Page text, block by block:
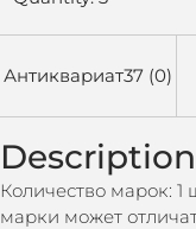
Антиквариат37 (0)
Description
Количество марок:
марки может